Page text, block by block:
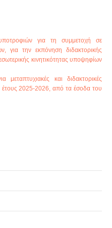
για τη συμμετοχή σε
για την εκπόνηση διδακτορικής
κινητικότητας υποψηφίων
και διδακτορικές
έτους 2025-2026, από τα έσοδα του